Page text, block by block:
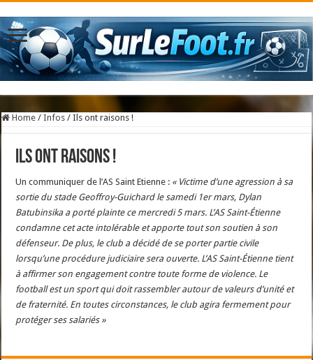
Home / Infos / Ils ont raisons !
Ils ont raisons !
Un communiquer de l’AS Saint Etienne : « Victime d’une agression à sa
sortie du stade Geoffroy-Guichard le samedi 1er mars, Dylan
Batubinsika a porté plainte ce mercredi 5 mars. L’AS Saint-Étienne
condamne cet acte intolérable et apporte tout son soutien à son
défenseur. De plus, le club a décidé de se porter partie civile
lorsqu’une procédure judiciaire sera ouverte. L’AS Saint-Étienne tient
à affirmer son engagement contre toute forme de violence. Le
football est un sport qui doit rassembler autour de valeurs d’unité et
de fraternité. En toutes circonstances, le club agira fermement pour
protéger ses salariés »